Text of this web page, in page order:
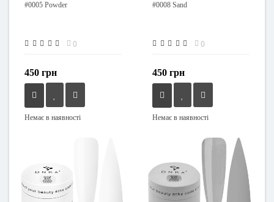
#0005 Powder
0
450 грн
Немає в наявності
#0008 Sand
0
450 грн
Немає в наявності